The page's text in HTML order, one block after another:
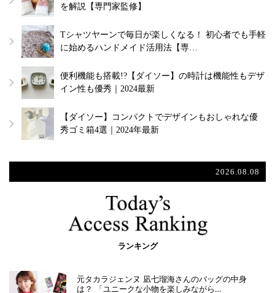
を解説【専門家監修】
Tシャツヤーンで毎日が楽しくなる！ 初心者でも手軽
に始めるハンドメイド活用法【専…
便利機能も搭載!?【ダイソー】の時計は機能性もデザ
イン性も優秀｜2024最新
【ダイソー】コンパクトでデザインもおしゃれな優
秀ゴミ箱4選｜2024年最新
2026.08.08
ランキング
元タカラジェンヌ 凪七瑠海さんのバッグの中身
は？ 「ユニークな小物を楽しみながら…